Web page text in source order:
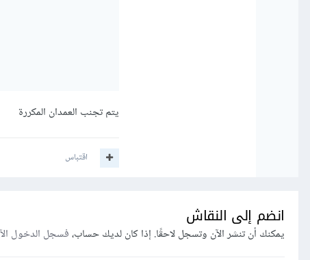
يتم تجنب العمدان المكررة
اقتباس
انضم إلى النقاش
يمكنك أن تنشر الآن وتسجل لاحقًا. إذا كان لديك حساب،فسجل الدخول